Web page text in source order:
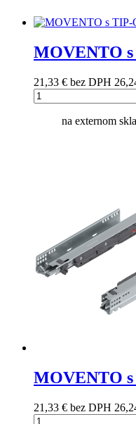
MOVENTO
21,33 € bez DPH
na externom
MOVENTO
21,33 € bez DPH